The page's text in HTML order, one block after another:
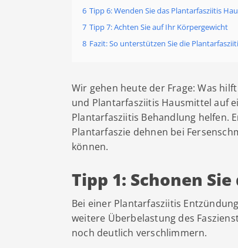
6 Tipp 6: Wenden Sie das Plantarfasziitis
7 Tipp 7: Achten Sie auf Ihr Körpergewicht
8 Fazit: So unterstützen Sie die
Wir gehen heute der Frage: Was
und Plantarfasziitis Hausmittel auf
Plantarfasziitis Behandlung helfen.
Plantarfaszie dehnen bei
können.
Tipp 1: Schonen
Bei einer Plantarfasziitis
weitere Überbelastung des
noch deutlich verschlimmern.